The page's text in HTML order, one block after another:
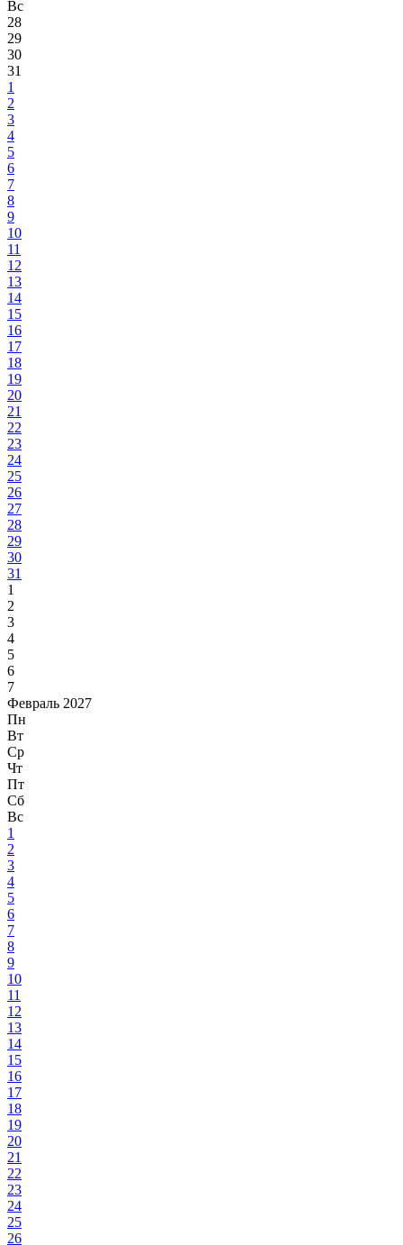
Вс
28
29
30
31
1
2
3
4
5
6
7
8
9
10
11
12
13
14
15
16
17
18
19
20
21
22
23
24
25
26
27
28
29
30
31
1
2
3
4
5
6
7
Февраль 2027
Пн
Вт
Ср
Чт
Пт
Сб
Вс
1
2
3
4
5
6
7
8
9
10
11
12
13
14
15
16
17
18
19
20
21
22
23
24
25
26